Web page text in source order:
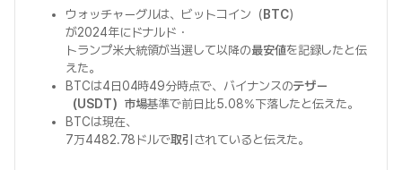
ウォッチャーグルは、ビットコイン（BTC）
が2024年にドナルド・
トランプ米大統領が当選して以降の最安値を記録したと伝
えた。
BTCは4日04時49分時点で、バイナンスのテザー
（USDT）市場基準で前日比5.08%下落したと伝えた。
BTCは現在、
7万4482.78ドルで取引 されていると伝えた。